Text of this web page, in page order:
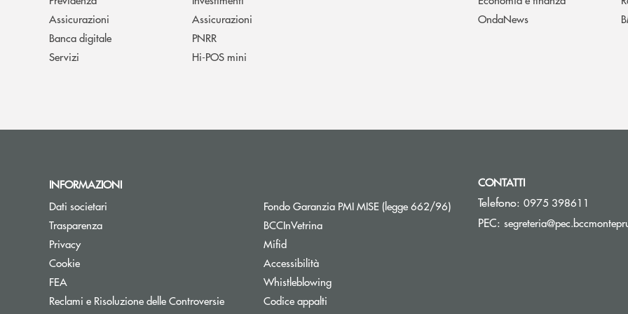
Assicurazioni
Banca digitale
Servizi
Assicurazioni
PNRR
Hi-POS mini
OndaNews
INFORMAZIONI
Dati societari
Trasparenza
Privacy
Cookie
FEA
Reclami e Risoluzione delle Controversie
Fondo Garanzia PMI MISE (legge 662/96)Apre una nuova finestra
BCCInVetrina
Mifid
Accessibilità
Whistleblowing
Codice appalti
CONTATTI
Telefono: 0975 398611
PEC: